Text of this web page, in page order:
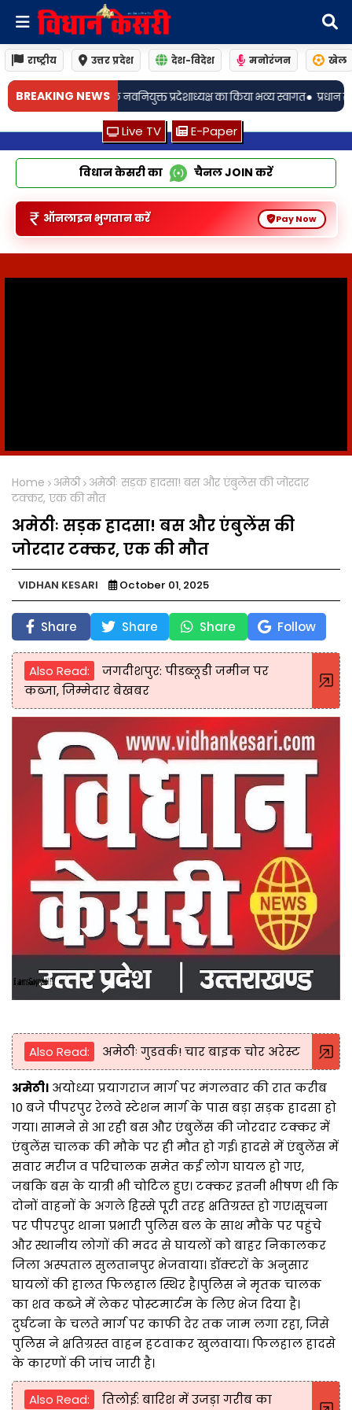
राष्ट्रीय उत्तर प्रदेश देश-विदेश मनोरंजन खेल
BREAKING NEWS
का किया भव्य स्वागत• प्रधान संघ अध्यक्ष के भतीजे ने भाजयुमो के
Live TV E-Paper
विधान केसरी का चैनलJOIN करें
ऑनलाइन भुगतान करें Pay Now
Home अमेठी अमेठीः सड़क हादसा! बस और एंबुलेंस की जोरदार
टक्कर, एक की मौत
अमेठीः सड़क हादसा! बस और एंबुलेंस की
जोरदार टक्कर, एक की मौत
VIDHAN KESARI October 01, 2025
Share Share Share Follow
Also Read:
जगदीशपुर: पीडब्लूडी जमीन पर
कब्जा, जिम्मेदार बेखबर
Also Read: अमेठीः गुडवर्क! चार बाइक चोर अरेस्ट
अमेठी। अयोध्या प्रयागराज मार्ग पर मंगलवार की रात करीब
10 बजे पीपरपुर रेलवे स्टेशन मार्ग के पास बड़ा सड़क हादसा हो
गया। सामने से आ रही बस और एंबुलेंस की जोरदार टक्कर में
एंबुलेंस चालक की मौके पर ही मौत हो गई। हादसे में एंबुलेंस में
सवार मरीज व परिचालक समेत कई लोग घायल हो गए,
जबकि बस के यात्री भी चोटिल हुए। टक्कर इतनी भीषण थी कि
दोनों वाहनों के अगले हिस्से पूरी तरह क्षतिग्रस्त हो गए।सूचना
पर पीपरपुर थाना प्रभारी पुलिस बल के साथ मौके पर पहुंचे
और स्थानीय लोगों की मदद से घायलों को बाहर निकालकर
जिला अस्पताल सुलतानपुर भेजवाया। डॉक्टरों के अनुसार
घायलों की हालत फिलहाल स्थिर है।पुलिस ने मृतक चालक
का शव कब्जे में लेकर पोस्टमार्टम के लिए भेज दिया है।
दुर्घटना के चलते मार्ग पर काफी देर तक जाम लगा रहा, जिसे
पुलिस ने क्षतिग्रस्त वाहन हटवाकर खुलवाया। फिलहाल हादसे
के कारणों की जांच जारी है।
Also Read:
तिलोई: बारिश में उजड़ा गरीब का